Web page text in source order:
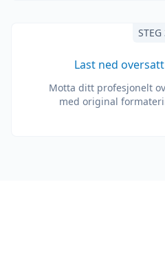
STEG
Last ned
Motta ditt profesjonelt
med original